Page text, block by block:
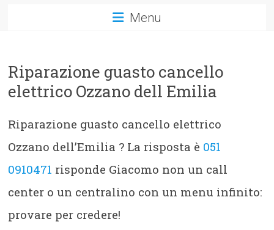
Menu
Riparazione guasto cancello
elettrico Ozzano dell Emilia
Riparazione guasto cancello elettrico
Ozzano dell’Emilia ? La risposta è 051
0910471 risponde Giacomo non un call
center o un centralino con un menu infinito:
provare per credere!